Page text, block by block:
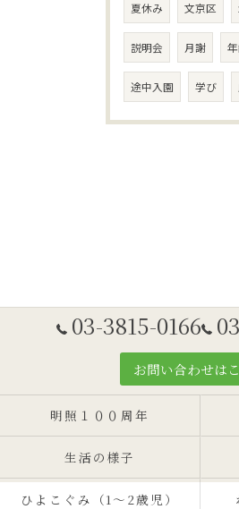
夏休み 文京区
説明会 月謝
途中入園 学び
03-3815-0166
お問い合わせは
明照１００周年
生活の様子
ひよこぐみ（1〜2歳児）